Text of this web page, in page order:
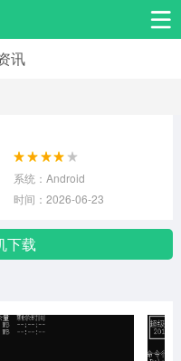
讯
系统：Android
时间：2026-06-23
下载